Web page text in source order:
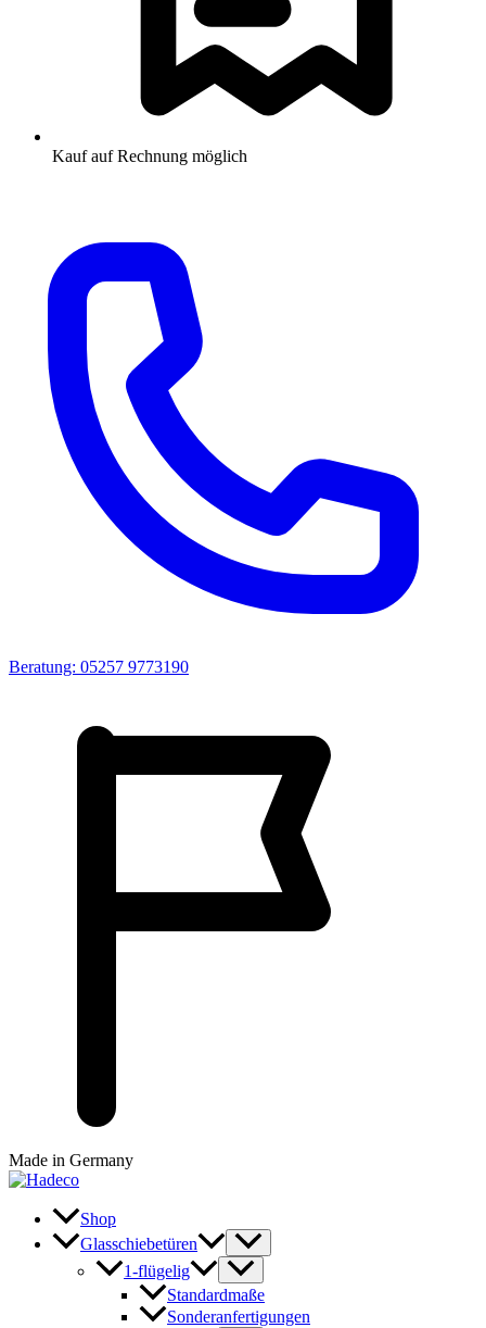
Kauf auf Rechnung möglich
Beratung: 05257 9773190
Made in Germany
Shop
Glasschiebetüren
1-flügelig
Standardmaße
Sonderanfertigungen